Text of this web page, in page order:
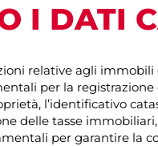
I DATI
relative agli
per la
l’identificativo
delle tasse
per garantire la